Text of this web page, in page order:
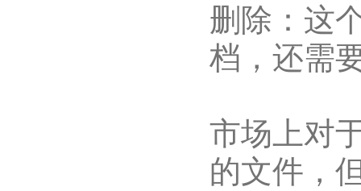
删除：这
档，还需
市场上对
的文件，